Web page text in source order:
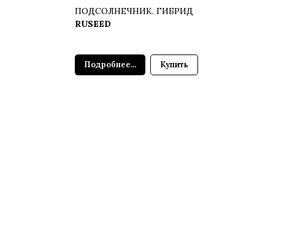
ПОДСОЛНЕЧНИК. ГИБРИД
RUSEED
Подробнее... Купить